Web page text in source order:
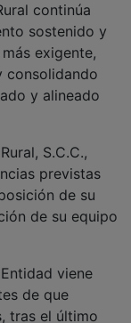
también se
la normativa